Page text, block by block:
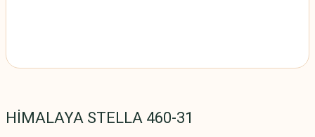
HİMALAYA STELLA 460-31